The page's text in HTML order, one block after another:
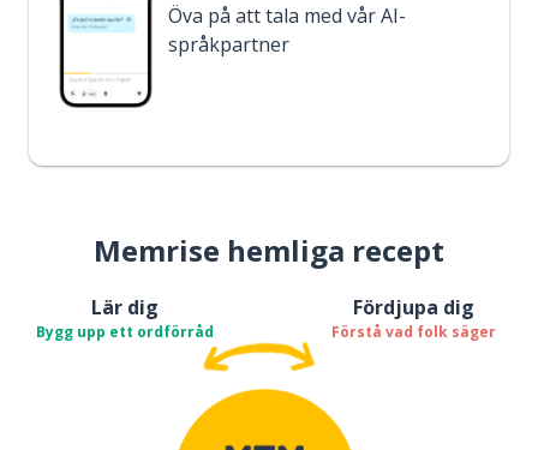
Öva på att tala med vår AI-
språkpartner
Memrise hemliga recept
Lär dig
Bygg upp ett ordförråd
Fördjupa dig
Förstå vad folk säger